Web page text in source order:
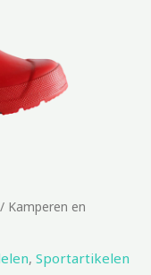
/ Kamperen en
, Sportartikelen